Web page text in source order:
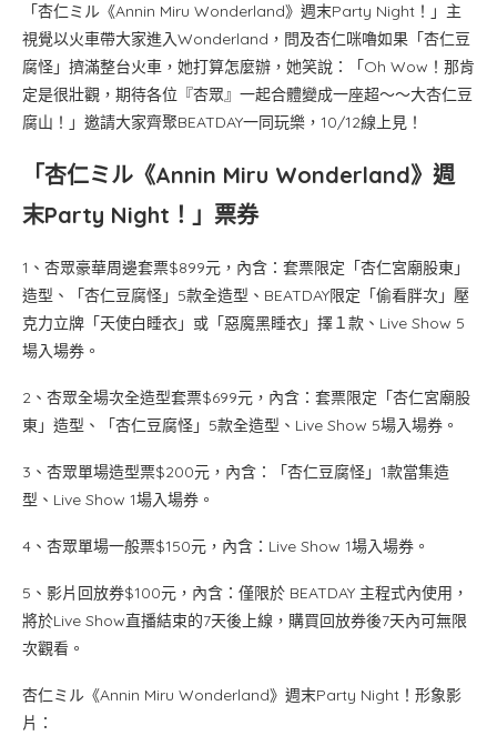
「杏仁ミル《Annin Miru Wonderland》週末Party Night！」主
視覺以火車帶大家進入Wonderland，問及杏仁咪嚕如果「杏仁豆
腐怪」擠滿整台火車，她打算怎麼辦，她笑說：「Oh Wow！那肯
定是很壯觀，期待各位『杏眾』一起合體變成一座超～～大杏仁豆
腐山！」邀請大家齊聚BEATDAY一同玩樂，10/12線上見！
「杏仁ミル《Annin Miru Wonderland》週
末Party Night！」票券
1、杏眾豪華周邊套票$899元，內含：套票限定「杏仁宮廟股東」
造型、「杏仁豆腐怪」5款全造型、BEATDAY限定「偷看胖次」壓
克力立牌「天使白睡衣」或「惡魔黑睡衣」擇１款、Live Show 5
場入場券。
2、杏眾全場次全造型套票$699元，內含：套票限定「杏仁宮廟股
東」造型、「杏仁豆腐怪」5款全造型、Live Show 5場入場券。
3、杏眾單場造型票$200元，內含：「杏仁豆腐怪」1款當集造
型、Live Show 1場入場券。
4、杏眾單場一般票$150元，內含：Live Show 1場入場券。
5、影片回放券$100元，內含：僅限於 BEATDAY 主程式內使用，
將於Live Show直播結束的7天後上線，購買回放券後7天內可無限
次觀看。
杏仁ミル《Annin Miru Wonderland》週末Party Night！形象影
片：